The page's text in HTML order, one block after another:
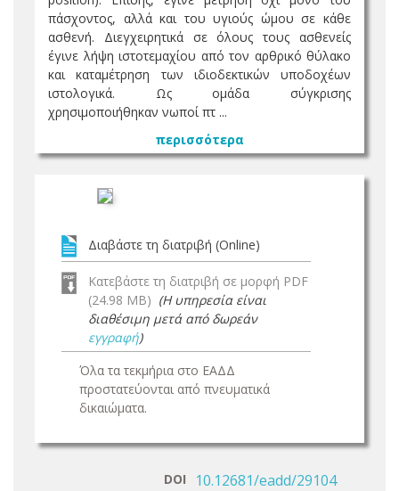
πάσχοντος, αλλά και του υγιούς ώμου σε κάθε
ασθενή. Διεγχειρητικά σε όλους τους ασθενείς
έγινε λήψη ιστοτεμαχίου από τον αρθρικό θύλακο
και καταμέτρηση των ιδιοδεκτικών υποδοχέων
ιστολογικά. Ως ομάδα σύγκρισης
χρησιμοποιήθηκαν νωποί πτ ...
περισσότερα
Διαβάστε τη διατριβή (Online)
Κατεβάστε τη διατριβή σε μορφή PDF
(24.98 MB) (Η υπηρεσία είναι
διαθέσιμη μετά από δωρεάν
εγγραφή)
Όλα τα τεκμήρια στο ΕΑΔΔ
προστατεύονται από πνευματικά
δικαιώματα.
DOI 10.12681/eadd/29104